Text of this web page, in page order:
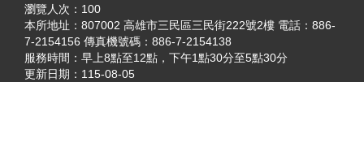
瀏覽人次： 100
本所地址：807002 高雄市三民區三民街222號2樓 電話：886-
7-2154156 傳真機號碼：886-7-2154138
服務時間：早上8點至12點，下午1點30分至5點30分
更新日期： 115-08-05